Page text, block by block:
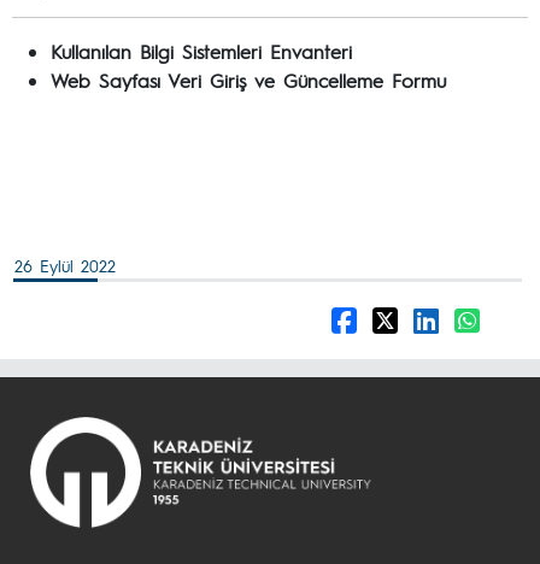
Kullanılan Bilgi Sistemleri Envanteri
Web Sayfası Veri Giriş ve Güncelleme Formu
26 Eylül 2022